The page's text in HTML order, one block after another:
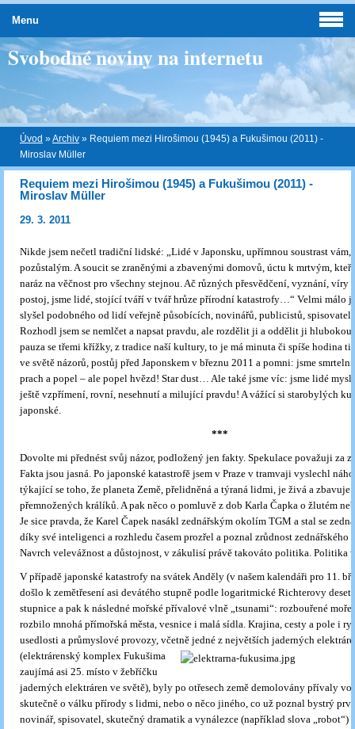
Svobodné noviny na internetu
Úvod »Archiv » Requiem mezi Hirošimou (1945) a Fukušimou (2011) -
Miroslav Müller
Requiem mezi Hirošimou (1945) a Fukušimou (2011) -
Miroslav Müller
29. 3. 2011
Nikde jsem nečetl tradiční lidské: „Lidé v Japonsku, upřímnou soustrast vám,
pozůstalým. A soucit se zraněnými a zbavenými domovů, úctu k mrtvým,
naráz na věčnost pro všechny stejnou. Ač různých přesvědčení, vyznání,
postoj, jsme lidé, stojící tváří v tvář hrůze přírodní katastrofy…“ Velmi málo
slyšel podobného od lidí veřejně působících, novinářů, publicistů,
Rozhodl jsem se nemlčet a napsat pravdu, ale rozdělit ji a oddělit ji hlubokou
pauza se třemi křížky, z tradice naší kultury, to je má minuta či spíše hodina
ve světě názorů, postůj před Japonskem v březnu 2011 a pomni: jsme
prach a popel – ale popel hvězd! Star dust… Ale také jsme víc: jsme lidé
ještě vzpřímení, rovní, nesehnutí a milující pravdu! A vážící si starobylých
japonské.
***
Dovolte mi přednést svůj názor, podložený jen fakty. Spekulace považuji za
Fakta jsou jasná. Po japonské katastrofě jsem v Praze v tramvaji vyslechl
týkající se toho, že planeta Země, přelidněná a týraná lidmi, je živá a zbavuje
přemnožených králíků. A pak něco o pomluvě z dob Karla Čapka o žlutém
Je sice pravda, že Karel Čapek nasákl zednářským okolím TGM a stal se
díky své inteligenci a rozhledu časem prozřel a poznal zrůdnost zednářského
Navrch velevážnost a důstojnost, v zákulisí právě takováto politika. Politika
V případě japonské katastrofy na svátek Anděly (v našem kalendáři pro 11.
došlo k zemětřesení asi devátého stupně podle logaritmické Richterovy
stupnice a pak k následné mořské přívalové vlně „tsunami“: rozbouřené
rozbilo mnohá přímořská města, vesnice i malá sídla. Krajina, cesty a pole i
usedlosti a průmyslové provozy, včetně jedné z největších jaderných
(elektrárenský komplex Fukušima
zaujímá asi 25. místo v žebříčku
jaderných elektráren ve světě), byly po otřesech země demolovány přívaly
skutečně o válku přírody s lidmi, nebo o něco jiného, co už poznal bystrý
novinář, spisovatel, skutečný dramatik a vynálezce (například slova „robot“)
Menu